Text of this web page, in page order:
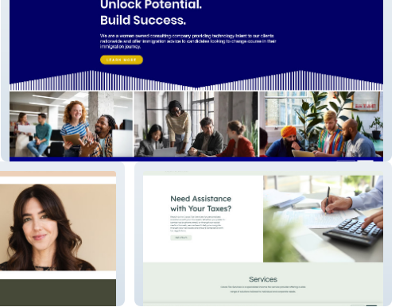
Potpourri Consulting
Casas Tax Services